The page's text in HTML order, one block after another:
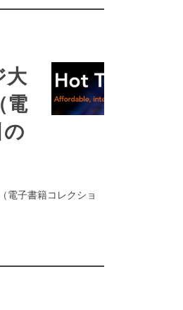
大
電
電子書籍コレクショ